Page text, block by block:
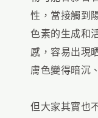
性，當接觸到
色素的生成和
感，容易出現
膚色變得暗沉
但大家其實也